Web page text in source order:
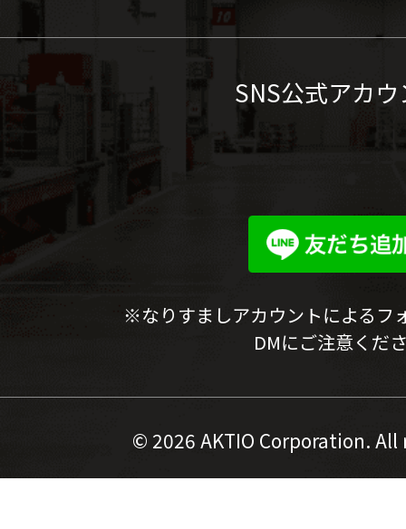
SNS公式アカ
※なりすましアカウントによるフ
DMにご注意くだ
© 2026 AKTIO Corporation.